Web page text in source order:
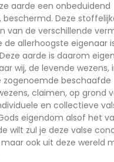
aarde een onbeduidend
beschermd. Deze
van de verschillende
de allerhoogste eigenaar
aarde is daarom
wij, de levende wezens,
zogenoemde beschaafde
claimen, op grond
en collectieve
eigendom alsof het
wilt zul je deze valse
ook uit deze wereld